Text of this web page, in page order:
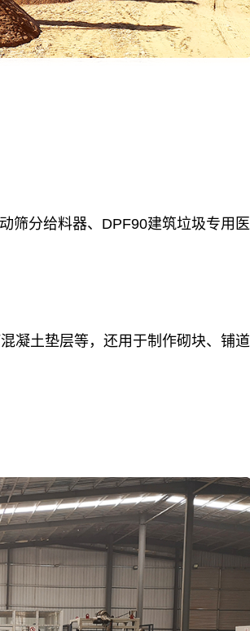
分给料器、DPF90建筑垃圾专用医
土垫层等，还用于制作砌块、铺道